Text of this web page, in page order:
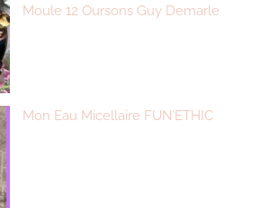
Moule 12 Oursons Guy Demarle
Mon Eau Micellaire FUN’ETHIC